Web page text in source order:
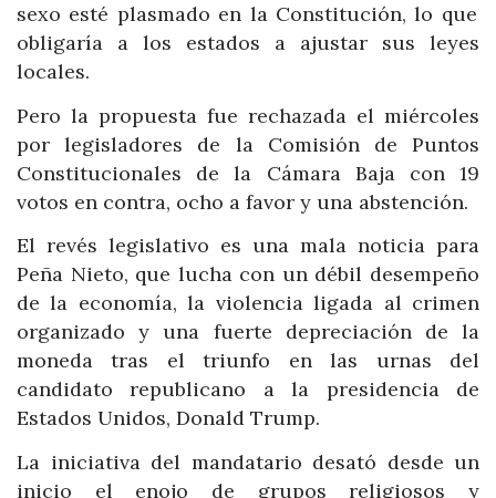
sexo esté plasmado en la Constitución, lo que
obligaría a los estados a ajustar sus leyes
locales.
Pero la propuesta fue rechazada el miércoles
por legisladores de la Comisión de Puntos
Constitucionales de la Cámara Baja con 19
votos en contra, ocho a favor y una abstención.
El revés legislativo es una mala noticia para
Peña Nieto, que lucha con un débil desempeño
de la economía, la violencia ligada al crimen
organizado y una fuerte depreciación de la
moneda tras el triunfo en las urnas del
candidato republicano a la presidencia de
Estados Unidos, Donald Trump.
La iniciativa del mandatario desató desde un
inicio el enojo de grupos religiosos y